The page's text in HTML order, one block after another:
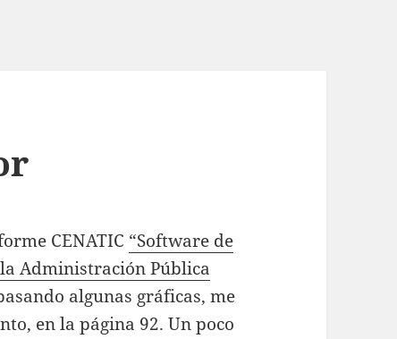
CENATIC “Software de
Administración Pública
algunas gráficas, me
en la página 92. Un poco